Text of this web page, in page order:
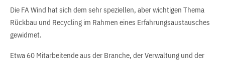
Die FA Wind hat sich dem sehr speziellen, aber wichtigen Thema
Rückbau und Recycling im Rahmen eines Erfahrungsaustausches
gewidmet.
Etwa 60 Mitarbeitende aus der Branche, der Verwaltung und der